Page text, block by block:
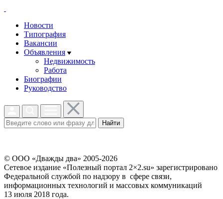
Новости
Типография
Вакансии
Объявления
Недвижимость
Работа
Биографии
Руководство
Найти
© ООО «Дважды два» 2005-2026
Сетевое издание «Полезный портал 2×2.su» зарегистрировано
Федеральной службой по надзору в сфере связи,
информационных технологий и массовых коммуникаций
13 июля 2018 года.